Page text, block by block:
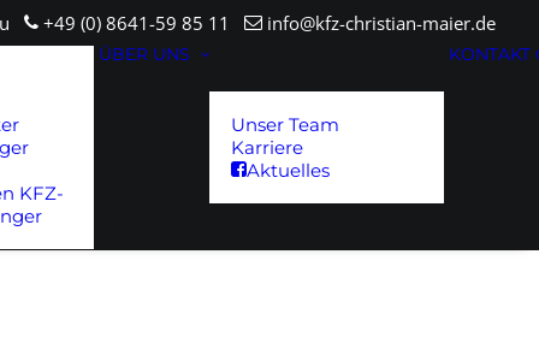
+49 (0) 8641-59 85 11 info@kfz-christian-maier.de
KFZ-
ÜBER UNS
Unser Team
Karriere
Aktuelles
KONTAKT